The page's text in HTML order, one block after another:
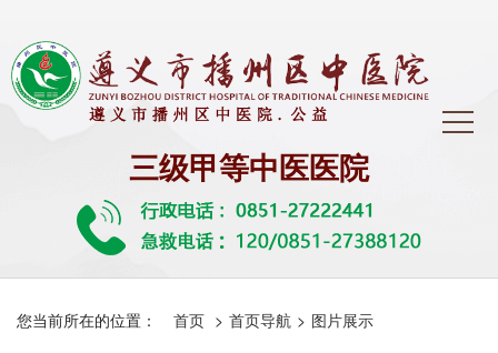
三级甲等中医医院
您当前所在的位置： 首页 > 首页导航 > 图片展示